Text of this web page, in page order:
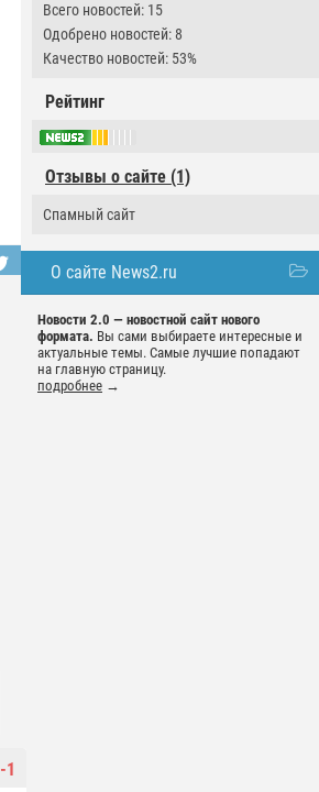
Всего новостей: 15
Одобрено новостей: 8
Качество новостей: 53%
Рейтинг
Отзывы о сайте (1)
Спамный сайт
О сайте News2.ru
Новости 2.0 — новостной сайт нового
формата. Вы сами выбираете интересные и
актуальные темы. Самые лучшие попадают
на главную страницу.
подробнее →
-1